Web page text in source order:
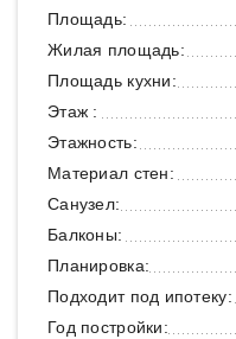
Площадь:
Жилая площадь:
Площадь кухни:
Этаж :
Этажность:
Материал стен:
Санузел:
Балконы:
Планировка:
Подходит под ипотеку:
Год постройки: